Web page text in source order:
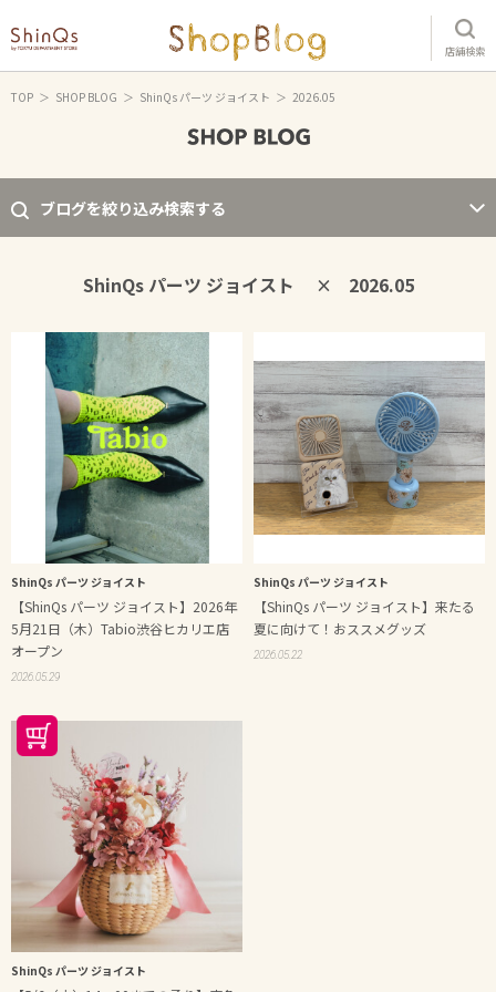
店舗検索
TOP SHOP BLOG ShinQs パーツ ジョイスト 2026.05
ブログを絞り込み検索する
ShinQs パーツ ジョイスト × 2026.05
ShinQs パーツ ジョイスト
【ShinQs パーツ ジョイスト】2026年
5月21日（木）Tabio渋谷ヒカリエ店
オープン
2026.05.29
ShinQs パーツ ジョイスト
【ShinQs パーツ ジョイスト】来たる
夏に向けて！おススメグッズ
2026.05.22
ShinQs パーツ ジョイスト